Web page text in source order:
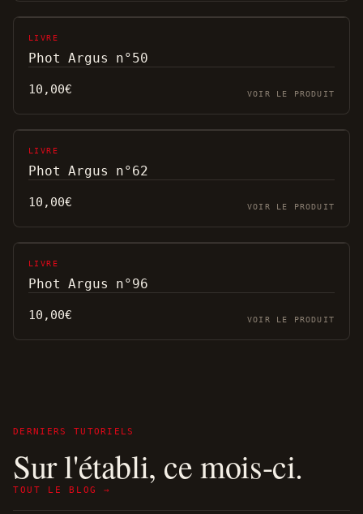
LIVRE
Phot Argus n°50
10,00€ VOIR LE PRODUIT
LIVRE
Phot Argus n°62
10,00€ VOIR LE PRODUIT
LIVRE
Phot Argus n°96
10,00€ VOIR LE PRODUIT
DERNIERS TUTORIELS
Sur l'établi, ce mois-ci.
TOUT LE BLOG →